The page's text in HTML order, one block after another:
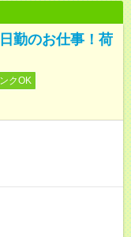
勤のお仕事！荷
クOK